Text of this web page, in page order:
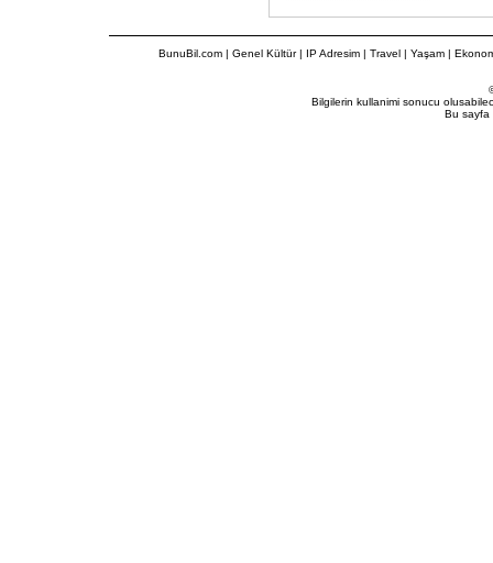
BunuBil.com| Genel Kültür| IP Adresim| Travel| Yaşam |
Bilgilerin kullanimi sonucu
Bu sayfa